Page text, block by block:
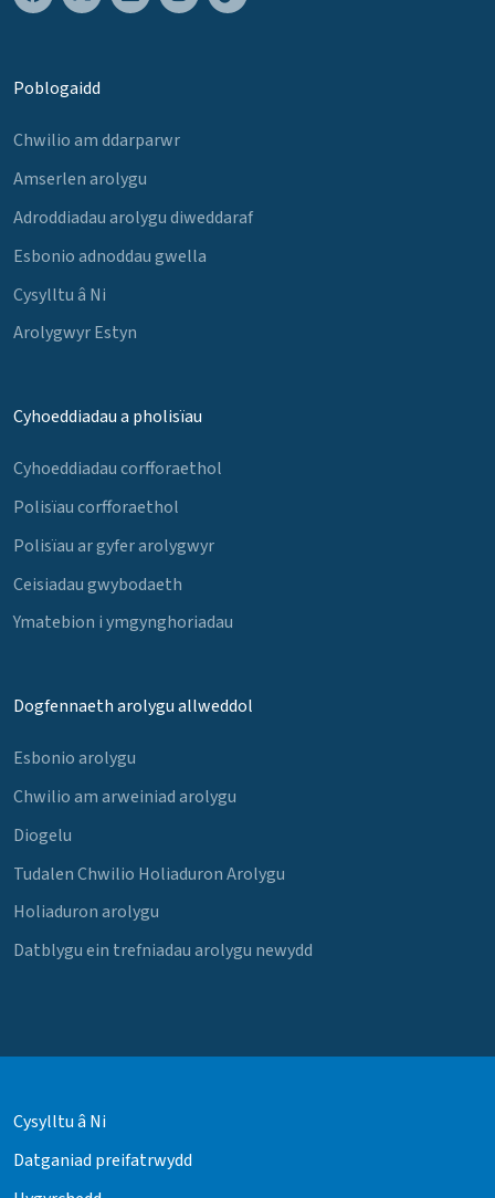
Poblogaidd
Chwilio am ddarparwr
Amserlen arolygu
Adroddiadau arolygu diweddaraf
Esbonio adnoddau gwella
Cysylltu â Ni
Arolygwyr Estyn
Cyhoeddiadau a pholisïau
Cyhoeddiadau corfforaethol
Polisïau corfforaethol
Polisïau ar gyfer arolygwyr
Ceisiadau gwybodaeth
Ymatebion i ymgynghoriadau
Dogfennaeth arolygu allweddol
Esbonio arolygu
Chwilio am arweiniad arolygu
Diogelu
Tudalen Chwilio Holiaduron Arolygu
Holiaduron arolygu
Datblygu ein trefniadau arolygu newydd
Cysylltu â Ni
Datganiad preifatrwydd